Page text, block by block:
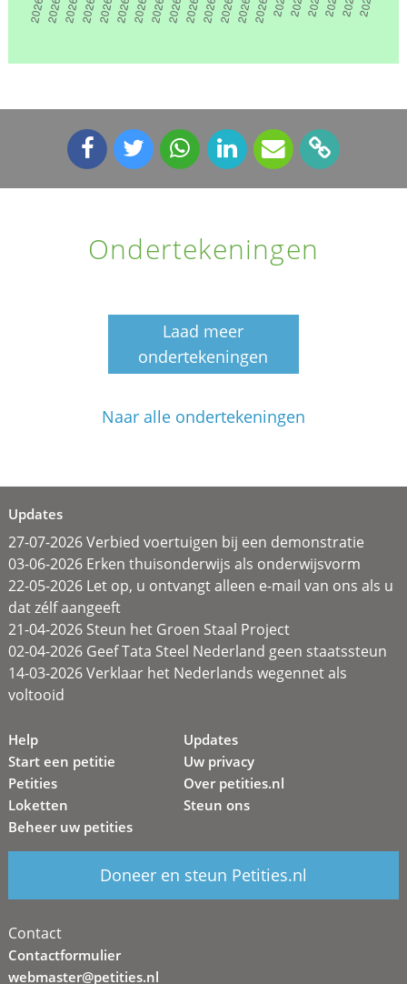
Ondertekeningen
Laad meer
ondertekeningen
Naar alle ondertekeningen
Updates
27-07-2026 Verbied voertuigen bij een demonstratie
03-06-2026 Erken thuisonderwijs als onderwijsvorm
22-05-2026 Let op, u ontvangt alleen e-mail van ons als u
dat zélf aangeeft
21-04-2026 Steun het Groen Staal Project
02-04-2026 Geef Tata Steel Nederland geen staatssteun
14-03-2026 Verklaar het Nederlands wegennet als
voltooid
Help
Start een petitie
Petities
Loketten
Beheer uw petities
Updates
Uw privacy
Over petities.nl
Steun ons
Doneer en steun Petities.nl
Contact
Contactformulier
webmaster@petities.nl